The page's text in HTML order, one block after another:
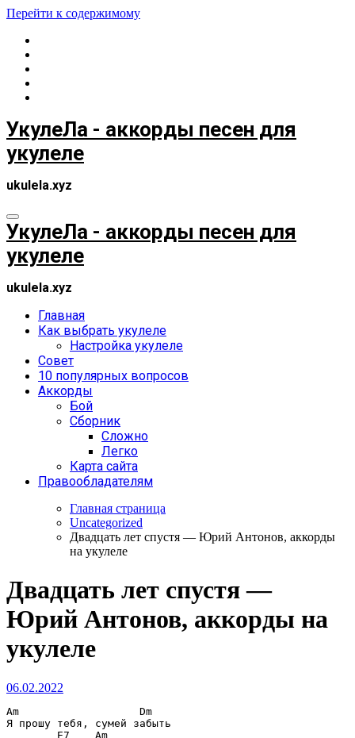
Перейти к содержимому
УкулеЛа - аккорды песен для
укулеле
ukulela.xyz
УкулеЛа - аккорды песен для
укулеле
ukulela.xyz
Главная
Как выбрать укулеле
Настройка укулеле
Совет
10 популярных вопросов
Аккорды
Бой
Сборник
Сложно
Легко
Карта сайта
Правообладателям
Главная страница
Uncategorized
Двадцать лет спустя — Юрий Антонов, аккорды
на укулеле
Двадцать лет спустя —
Юрий Антонов, аккорды на
укулеле
06.02.2022
Am                   Dm
Я прошу тебя, сумей забыть
E7    Am